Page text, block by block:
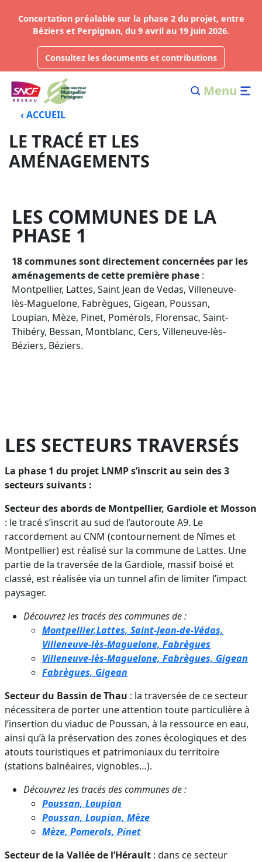
Concertation préalable sur la phase 2 du projet, entre
Béziers et Perpignan, du 9 avril au 19 juin 2026.
Consultez les documents et contributions
Menu
‹ ACCUEIL
LE TRACÉ ET LES
AMÉNAGEMENTS
LES COMMUNES DE LA
PHASE 1
18 communes sont directement concernées par les
aménagements de cette première phase :
Montpellier, Lattes, Saint Jean de Vedas, Villeneuve-
lès-Maguelone, Fabrègues, Gigean, Poussan,
Loupian, Mèze, Pinet, Pomérols, Florensac, Saint-
Thibéry, Bessan, Montblanc, Cers, Villeneuve-lès-
Béziers, Béziers.
LES SECTEURS TRAVERSÉS
La phase 1 du projet LNMP s’inscrit au sein des 3
secteurs suivants :
Secteur des abords de Montpellier, Gardiole et Mosson
: le tracé s’inscrit au sud de l’autoroute A9. Le
raccordement au CNM (contournement de Nîmes et
Montpellier) est réalisé sur la commune de Lattes. Une
partie de la traversée de la Gardiole, massif boisé et
classé, est réalisée via un tunnel afin de limiter l’impact
paysager.
Découvrez les tracés des communes de :
Montpellier,Lattes, Saint-Jean-de-Védas,
Villeneuve-lès-Maguelone, Fabrègues
Villeneuve-lès-Maguelone, Fabrègues, Gigean
Fabrègues, Gigean
Secteur du Bassin de Thau : la traversée de ce secteur
nécessitera de porter une attention toute particulière à
l’insertion du viaduc de Poussan, à la ressource en eau,
ainsi qu’à la préservation des zones écologiques et des
atouts touristiques et patrimoniaux du territoire
(stations balnéaires, vignobles…).
Découvrez les tracés des communes de :
Poussan, Loupian
Poussan, Loupian, Mèze
Mèze, Pomerols, Pinet
Secteur de la Vallée de l’Hérault : dans ce secteur